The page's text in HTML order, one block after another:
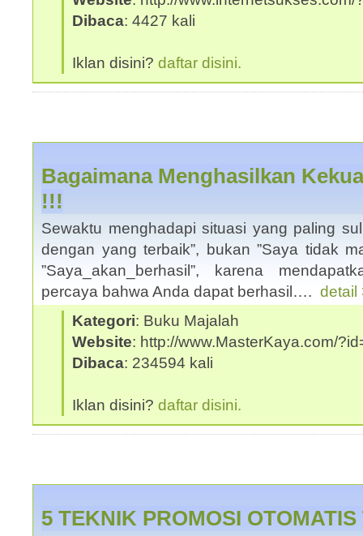
Dibaca: 4427 kali
Iklan disini? daftar disini.
Bagaimana Menghasilkan
!!!
Sewaktu menghadapi situasi yang paling
dengan yang terbaik”, bukan ”Saya tidak
”Saya_akan_berhasil”, karena
percaya bahwa Anda dapat berhasil…. detail
Kategori: Buku Majalah
Website: http://www.MasterKaya.com/
Dibaca: 234594 kali
Iklan disini? daftar disini.
5 TEKNIK PROMOSI